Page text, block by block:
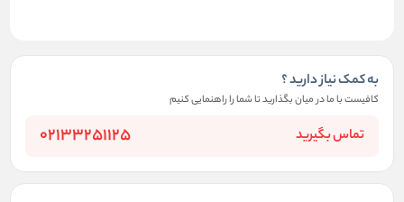
به کمک نیاز دارید ؟
کافیست با ما در میان بگذارید تا شما را راهنمایی کنیم
تماس بگیرید 02133251125